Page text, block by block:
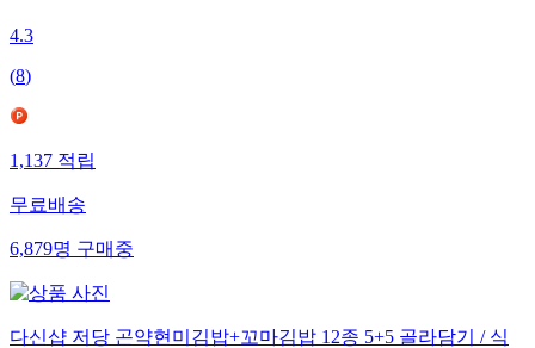
4.3
(8)
1,137 적립
무료배송
6,879명 구매중
다신샵 저당 곤약현미김밥+꼬마김밥 12종 5+5 골라담기 / 식